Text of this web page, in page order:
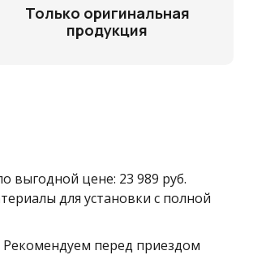
Только оригинальная
продукция
выгодной цене: 23 989 руб.
для установки с полной
Рекомендуем перед приездом